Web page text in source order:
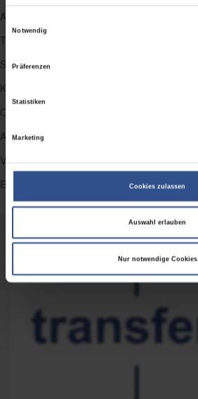
Einwilligungsauswahl
Notwendig
Präferenzen
Statistiken
Marketing
Cookies zulassen
Auswahl erlauben
Nur notwendige Cookies
Audits
Transaktionspreisstudien
Social-Media-Test
Kundenerleben
Omnichannel Sales Excellence
Activity Tracking
Verkäufer- / Händlerbefragungen
Empfehlungsmanagement